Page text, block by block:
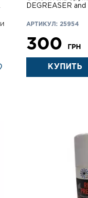
DEGREASER
АРТИКУЛ: 25954
300 ГРН
КУПИТЬ